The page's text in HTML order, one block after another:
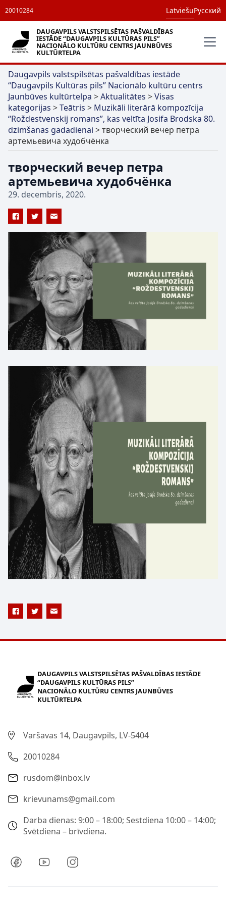
20010284 LatviešuРусский
DAUGAVPILS VALSTSPILSĒTAS PAŠVALDĪBAS
IESTĀDE “DAUGAVPILS KULTŪRAS PILS”
NACIONĀLO KULTŪRU CENTRS JAUNBŪVES
KULTŪRTELPA
Daugavpils valstspilsētas pašvaldības iestāde
“Daugavpils Kultūras pils” Nacionālo kultūru centrs
Jaunbūves kultūrtelpa >Aktualitātes >Visas
kategorijas >Teātris > Muzikāli literārā kompozīcija
“Roždestvenskij romans”, kas veltīta Josifa Brodska 80.
dzimšanas gadadienai >творческий вечер петра
артемьевича худобчёнка
творческий вечер петра
артемьевича худобчёнка
29. decembris, 2020.
DAUGAVPILS VALSTSPILSĒTAS PAŠVALDĪBAS IESTĀDE
“DAUGAVPILS KULTŪRAS PILS”
NACIONĀLO KULTŪRU CENTRS JAUNBŪVES
KULTŪRTELPA
Varšavas 14, Daugavpils, LV-5404
20010284
rusdom@inbox.lv
krievunams@gmail.com
Darba dienas: 9:00 – 18:00; Sestdiena 10:00 – 14:00;
Svētdiena – brīvdiena.